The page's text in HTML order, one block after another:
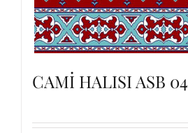
CAMİ HALISI ASB 04